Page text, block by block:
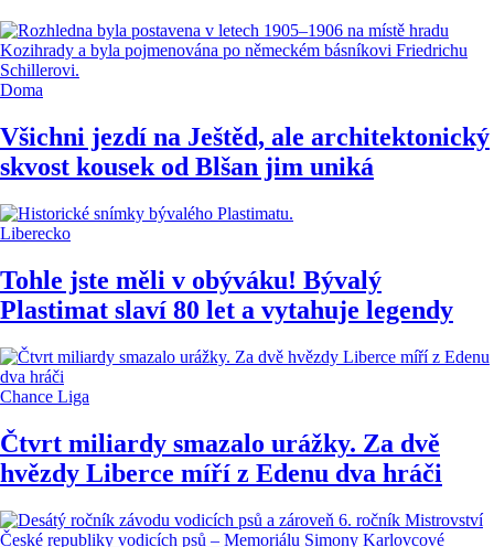
Doma
Všichni jezdí na Ještěd, ale architektonický
skvost kousek od Blšan jim uniká
Liberecko
Tohle jste měli v obýváku! Bývalý
Plastimat slaví 80 let a vytahuje legendy
Chance Liga
Čtvrt miliardy smazalo urážky. Za dvě
hvězdy Liberce míří z Edenu dva hráči